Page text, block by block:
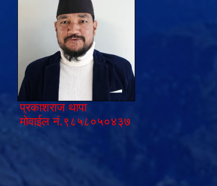
प्रकाशराज थापा
मोवाईल नं.९८५८०५०४३७